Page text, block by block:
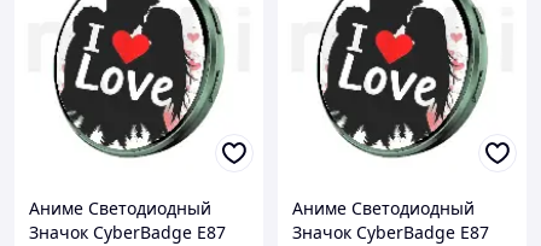
Аниме Светодиодный
Значок CyberBadge E87
Аниме Светодиодный
Значок CyberBadge E87